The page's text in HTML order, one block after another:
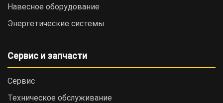
Навесное оборудование
Энергетические системы
Сервис и запчасти
Сервис
Техническое обслуживание